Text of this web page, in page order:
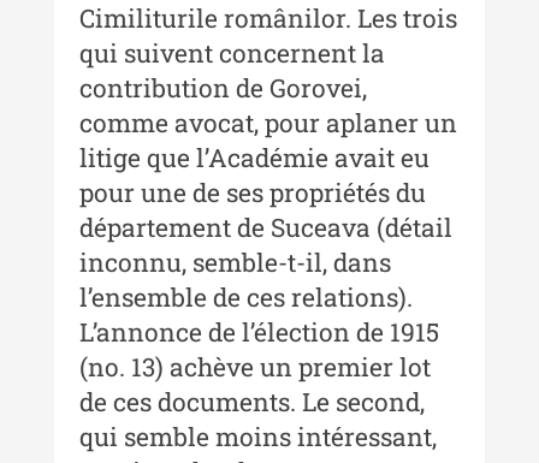
XII / Nr. 13 / 2019
Indexul Complet
Buletinul Centrului de Cercetare și
Conservare-Restaurare a
Patrimoniului
Buletinul Centrului de Cercetare
și Conservare-Restaurare a
Patrimoniului - 2021
Buletinul Centrului de Cercetare
și Conservare-Restaurare a
Patrimoniului - 2020
Buletinul Centrului de Cercetare
Cimiliturile românilor. Les trois
qui suivent concernent la
contribution de Gorovei,
comme avocat, pour aplaner un
litige que lʼAcadémie avait eu
pour une de ses propriétés du
département de Suceava (détail
inconnu, semble-t-il, dans
lʼensemble de ces relations).
Lʼannonce de lʼélection de 1915
(no. 13) achève un premier lot
de ces documents. Le second,
qui semble moins intéressant,